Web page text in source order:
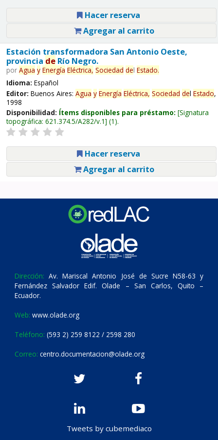
Hacer reserva
Agregar al carrito
Estación transformadora San Antonio Oeste,
provincia deRío Negro.
por Agua y Energía Eléctrica, Sociedad del Estado.
Idioma: Español
Editor: Buenos Aires: Agua y Energía Eléctrica, Sociedad del Estado,
1998
Disponibilidad: Ítems disponibles para préstamo: Signatura
topográfica: 621.374.5/A282/v.1 (1).
Hacer reserva
Agregar al carrito
Dirección: Av. Mariscal Antonio José de Sucre N58-63 y
Fernández Salvador Edif. Olade – San Carlos, Quito –
Ecuador.
Web: www.olade.org
Teléfono: (593 2) 259 8122 / 2598 280
Correo: centro.documentacion@olade.org
Tweets by cubemediaco